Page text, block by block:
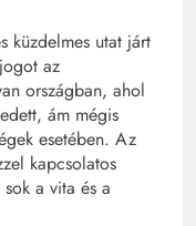
küzdelmes utat járt
az
országban, ahol
ám mégis
esetében. Az
kapcsolatos
a vita és a